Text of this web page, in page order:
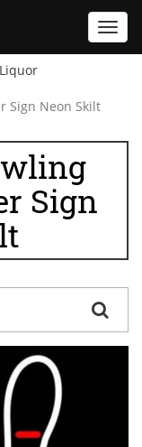
Sign Neon Skilt
Sign